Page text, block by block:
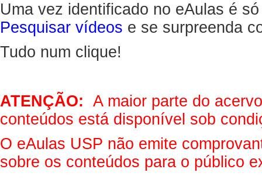
Uma vez identificado no eAulas é
Pesquisar vídeos e se surpreenda
Tudo num clique!
ATENÇÃO: A maior parte do
conteúdos está disponível sob
O eAulas USP não emite
sobre os conteúdos para o público